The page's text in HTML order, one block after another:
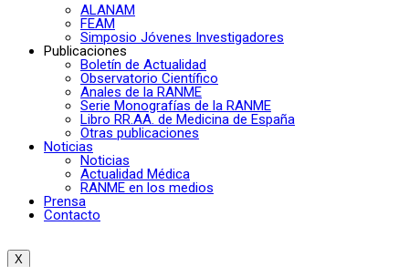
ALANAM
FEAM
Simposio Jóvenes Investigadores
Publicaciones
Boletín de Actualidad
Observatorio Científico
Anales de la RANME
Serie Monografías de la RANME
Libro RR.AA. de Medicina de España
Otras publicaciones
Noticias
Noticias
Actualidad Médica
RANME en los medios
Prensa
Contacto
X